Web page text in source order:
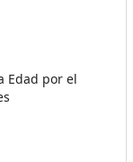
Edad por el